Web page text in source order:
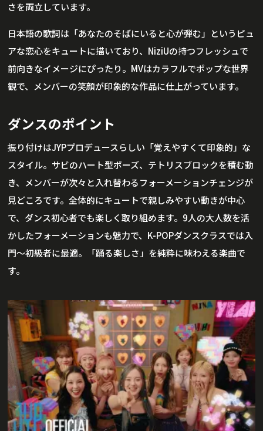
さを両立しています。
日本語の歌詞は「あなたのそばにいると心が弾む」というピュ
アな恋心をキュートに描いており、NiziUの持つフレッシュで
前向きなイメージにぴったり。MVはカラフルでポップな世界
観で、メンバーの笑顔が印象的な作品に仕上がっています。
ダンスのポイント
振り付けはJYPプロデュースらしい「覚えやすくて印象的」な
スタイル。サビのハート型ポーズ、テトリスブロックを積む動
き、メンバーが次々と入れ替わるフォーメーションチェンジが
見どころです。全体的にキュートで親しみやすい動きが中心
で、ダンス初心者でも楽しく取り組めます。9人の大人数を活
かしたフォーメーションも魅力で、K-POPダンスクラスでは入
門〜初級者に最適。「踊る楽しさ」を純粋に味わえる楽曲で
す。